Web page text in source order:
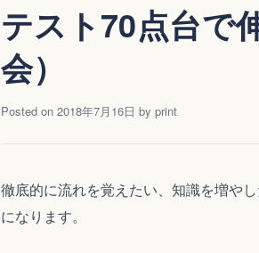
テスト70点台で
会）
Posted on 2018年7月16日 by print
徹底的に流れを覚えたい、知識を増や
になります。